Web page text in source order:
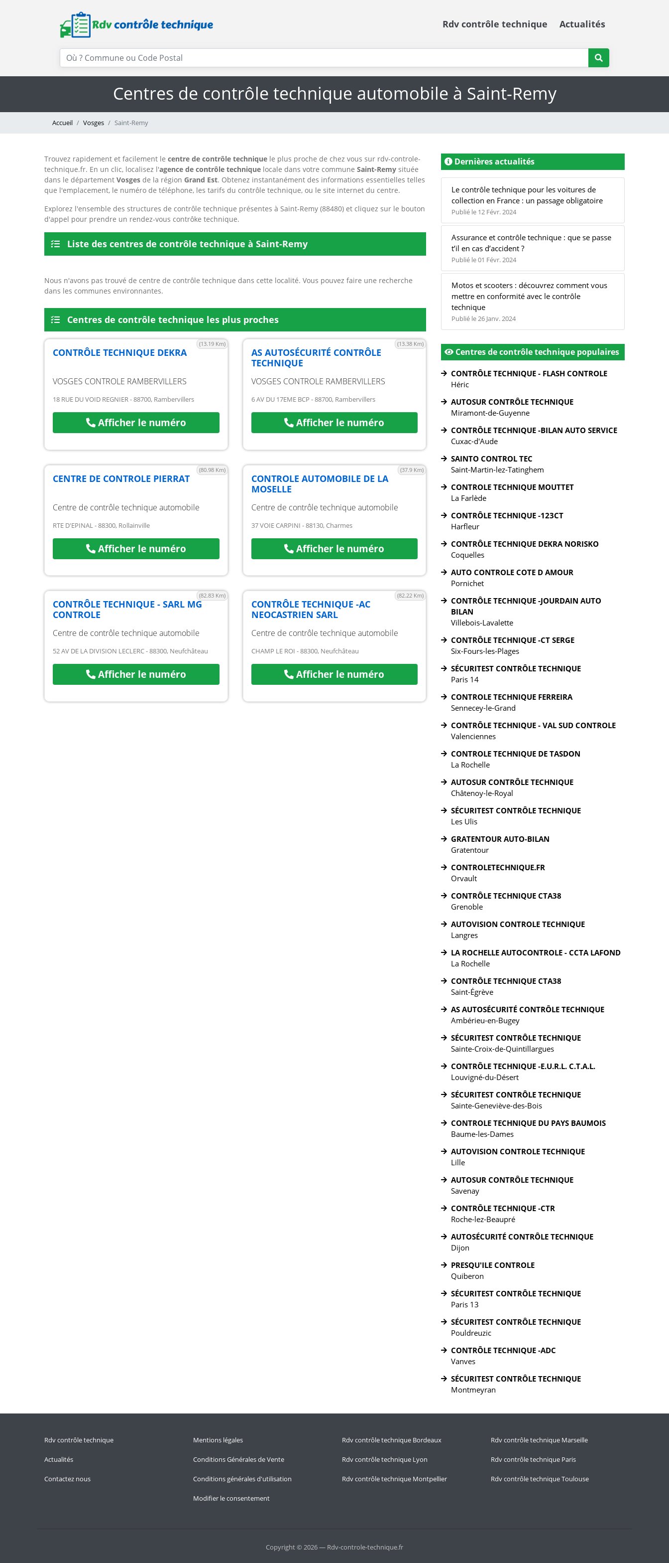
Rdv contrôle technique Actualités
Centres de contrôle technique automobile à Saint-Remy
Accueil Vosges Saint-Remy
Trouvez rapidement et facilement le centre de contrôle technique le plus proche de chez vous sur rdv-controle-
technique.fr. En un clic, localisez l'agence de contrôle technique locale dans votre commune Saint-Remy située
dans le département Vosges de la région Grand Est. Obtenez instantanément des informations essentielles telles
que l'emplacement, le numéro de téléphone, les tarifs du contrôle technique, ou le site internet du centre.
Explorez l'ensemble des structures de contrôle technique présentes à Saint-Remy (88480) et cliquez sur le bouton
d'appel pour prendre un rendez-vous contrôke technique.
Liste des centres de contrôle technique à Saint-Remy
Nous n'avons pas trouvé de centre de contrôle technique dans cette localité. Vous pouvez faire une recherche
dans les communes environnantes.
Centres de contrôle technique les plus proches
(13.19 Km)
CONTRÔLE TECHNIQUE DEKRA
VOSGES CONTROLE RAMBERVILLERS
18 RUE DU VOID REGNIER - 88700, Rambervillers
Afficher le numéro
(13.38 Km)
AS AUTOSÉCURITÉ CONTRÔLE
TECHNIQUE
VOSGES CONTROLE RAMBERVILLERS
6 AV DU 17EME BCP - 88700, Rambervillers
Afficher le numéro
(80.98 Km)
CENTRE DE CONTROLE PIERRAT
Centre de contrôle technique automobile
RTE D'EPINAL - 88300, Rollainville
Afficher le numéro
(37.9 Km)
CONTROLE AUTOMOBILE DE LA
MOSELLE
Centre de contrôle technique automobile
37 VOIE CARPINI - 88130, Charmes
Afficher le numéro
(82.83 Km)
CONTRÔLE TECHNIQUE - SARL MG
CONTROLE
Centre de contrôle technique automobile
52 AV DE LA DIVISION LECLERC - 88300, Neufchâteau
Afficher le numéro
(82.22 Km)
CONTRÔLE TECHNIQUE -AC
NEOCASTRIEN SARL
Centre de contrôle technique automobile
CHAMP LE ROI - 88300, Neufchâteau
Afficher le numéro
Dernières actualités
Le contrôle technique pour les voitures de
collection en France : un passage obligatoire
Publié le 12 Févr. 2024
Assurance et contrôle technique : que se passe
t’il en cas d’accident ?
Publié le 01 Févr. 2024
Motos et scooters : découvrez comment vous
mettre en conformité avec le contrôle
technique
Publié le 26 Janv. 2024
Centres de contrôle technique populaires
CONTRÔLE TECHNIQUE - FLASH CONTROLE
Héric
AUTOSUR CONTRÔLE TECHNIQUE
Miramont-de-Guyenne
CONTRÔLE TECHNIQUE -BILAN AUTO SERVICE
Cuxac-d'Aude
SAINTO CONTROL TEC
Saint-Martin-lez-Tatinghem
CONTROLE TECHNIQUE MOUTTET
La Farlède
CONTRÔLE TECHNIQUE -123CT
Harfleur
CONTRÔLE TECHNIQUE DEKRA NORISKO
Coquelles
AUTO CONTROLE COTE D AMOUR
Pornichet
CONTRÔLE TECHNIQUE -JOURDAIN AUTO
BILAN
Villebois-Lavalette
CONTRÔLE TECHNIQUE -CT SERGE
Six-Fours-les-Plages
SÉCURITEST CONTRÔLE TECHNIQUE
Paris 14
CONTROLE TECHNIQUE FERREIRA
Sennecey-le-Grand
CONTRÔLE TECHNIQUE - VAL SUD CONTROLE
Valenciennes
CONTROLE TECHNIQUE DE TASDON
La Rochelle
AUTOSUR CONTRÔLE TECHNIQUE
Châtenoy-le-Royal
SÉCURITEST CONTRÔLE TECHNIQUE
Les Ulis
GRATENTOUR AUTO-BILAN
Gratentour
CONTROLETECHNIQUE.FR
Orvault
CONTRÔLE TECHNIQUE CTA38
Grenoble
AUTOVISION CONTROLE TECHNIQUE
Langres
LA ROCHELLE AUTOCONTROLE - CCTA LAFOND
La Rochelle
CONTRÔLE TECHNIQUE CTA38
Saint-Égrève
AS AUTOSÉCURITÉ CONTRÔLE TECHNIQUE
Ambérieu-en-Bugey
SÉCURITEST CONTRÔLE TECHNIQUE
Sainte-Croix-de-Quintillargues
CONTRÔLE TECHNIQUE -E.U.R.L. C.T.A.L.
Louvigné-du-Désert
SÉCURITEST CONTRÔLE TECHNIQUE
Sainte-Geneviève-des-Bois
CONTROLE TECHNIQUE DU PAYS BAUMOIS
Baume-les-Dames
AUTOVISION CONTROLE TECHNIQUE
Lille
AUTOSUR CONTRÔLE TECHNIQUE
Savenay
CONTRÔLE TECHNIQUE -CTR
Roche-lez-Beaupré
AUTOSÉCURITÉ CONTRÔLE TECHNIQUE
Dijon
PRESQU'ILE CONTROLE
Quiberon
SÉCURITEST CONTRÔLE TECHNIQUE
Paris 13
SÉCURITEST CONTRÔLE TECHNIQUE
Pouldreuzic
CONTRÔLE TECHNIQUE -ADC
Vanves
SÉCURITEST CONTRÔLE TECHNIQUE
Montmeyran
Rdv contrôle technique
Actualités
Contactez nous
Mentions légales
Conditions Générales de Vente
Conditions générales d'utilisation
Modifier le consentement
Rdv contrôle technique Bordeaux
Rdv contrôle technique Lyon
Rdv contrôle technique Montpellier
Rdv contrôle technique Marseille
Rdv contrôle technique Paris
Rdv contrôle technique Toulouse
Copyright © 2026 — Rdv-controle-technique.fr